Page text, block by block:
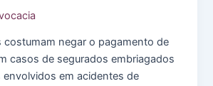
costumam negar o pagamento de
casos de segurados embriagados
envolvidos em acidentes de